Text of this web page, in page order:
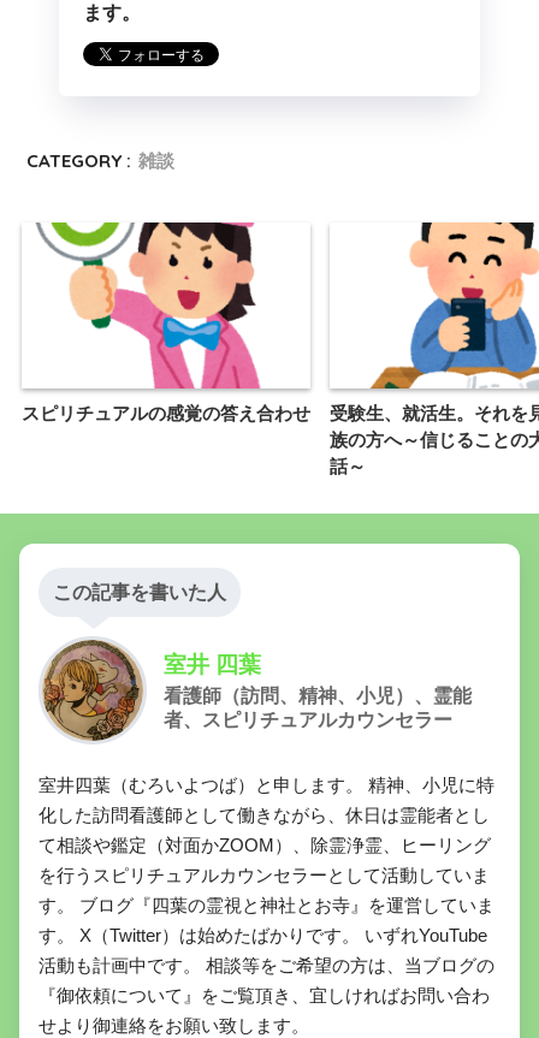
ます。
CATEGORY : 雑談
スピリチュアルの感覚の答え合わせ
受験生、就活生。それを
族の方へ～信じることの
話～
この記事を書いた人
室井 四葉
看護師（訪問、精神、小児）、霊能
者、スピリチュアルカウンセラー
室井四葉（むろいよつば）と申します。 精神、小児に特
化した訪問看護師として働きながら、休日は霊能者とし
て相談や鑑定（対面かZOOM）、除霊浄霊、ヒーリング
を行うスピリチュアルカウンセラーとして活動していま
す。 ブログ『四葉の霊視と神社とお寺』を運営していま
す。 X（Twitter）は始めたばかりです。 いずれYouTube
活動も計画中です。 相談等をご希望の方は、当ブログの
『御依頼について』をご覧頂き、宜しければお問い合わ
せより御連絡をお願い致します。